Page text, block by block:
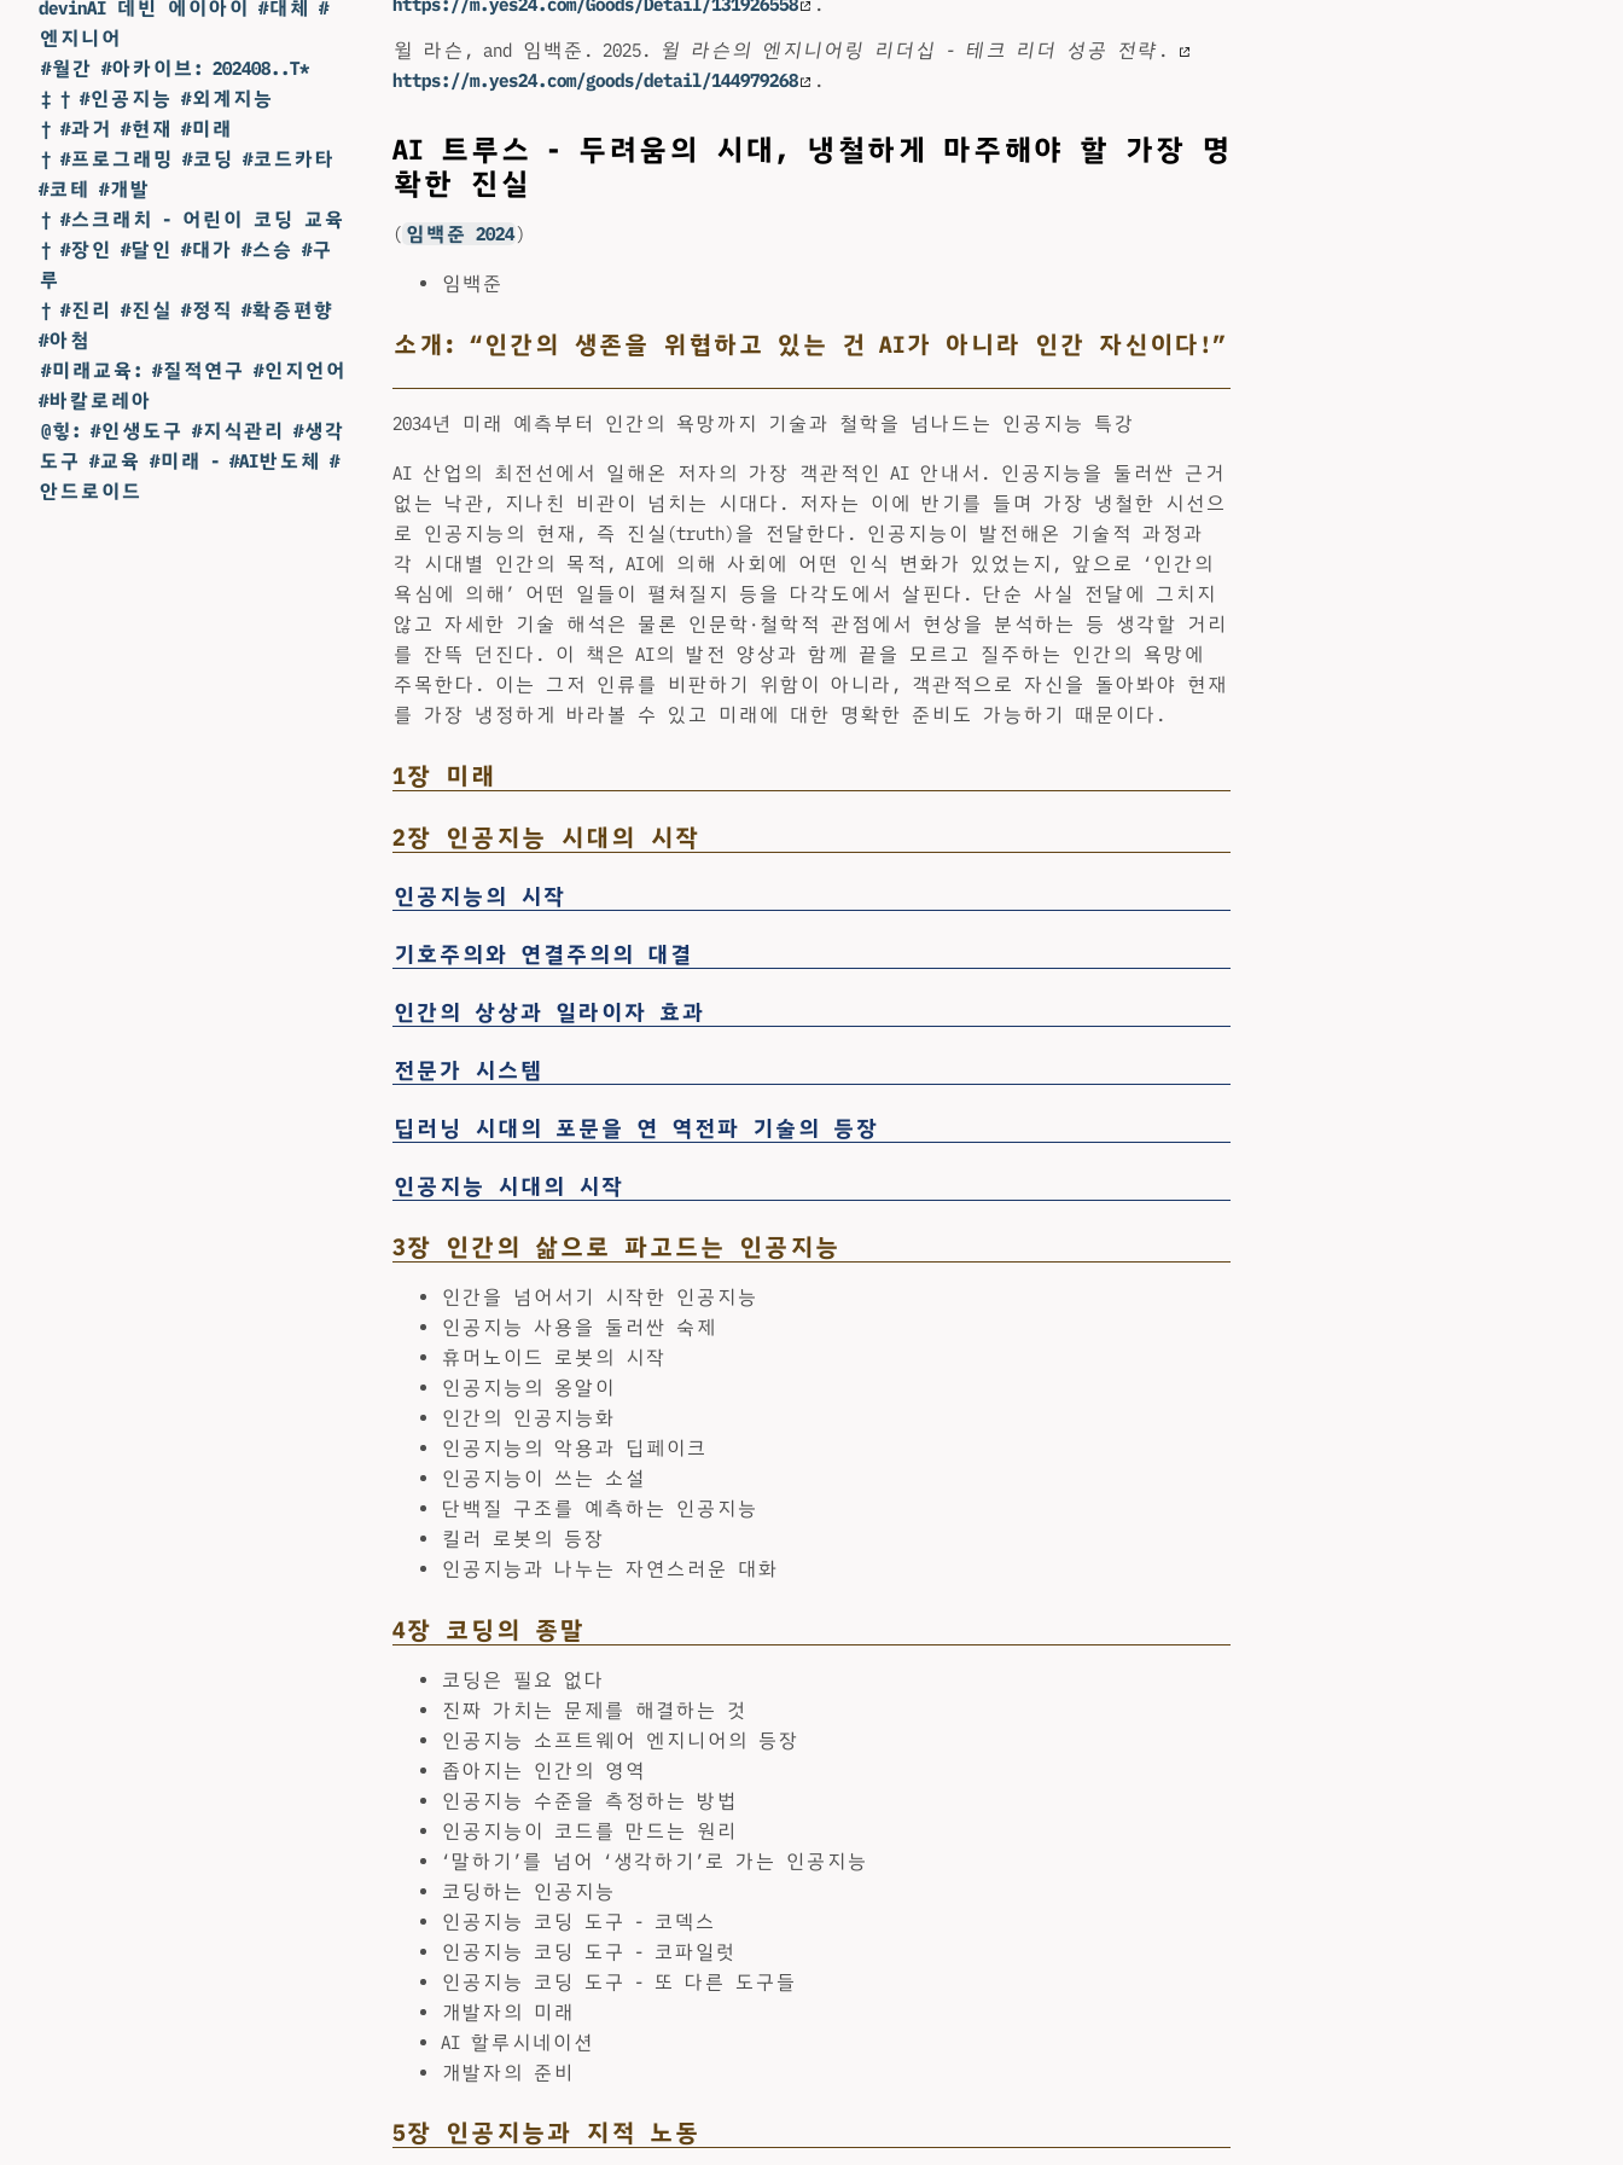
devinAI 데빈 에이아이 #대체 #
엔지니어
#월간 #아카이브: 202408..T*
‡ † #인공지능 #외계지능
† #과거 #현재 #미래
† #프로그래밍 #코딩 #코드카타
#코테 #개발
† #스크래치 - 어린이 코딩 교육
† #장인 #달인 #대가 #스승 #구
루
† #진리 #진실 #정직 #확증편향
#아첨
#미래교육: #질적연구 #인지언어
#바칼로레아
@힣: #인생도구 #지식관리 #생각
도구 #교육 #미래 - #AI반도체 #
안드로이드
윌 라슨, and 임백준. 2025.
윌 라슨의 엔지니어링 리더십 - 테크 리더 성공 전략 .
https://m.yes24.com/goods/detail/144979268
.
AI 트루스 - 두려움의 시대, 냉철하게 마주해야 할 가장 명
확한 진실
( 임백준 2024)
임백준
소개: “인간의 생존을 위협하고 있는 건 AI가 아니라 인간 자신이다!”
2034년 미래 예측부터 인간의 욕망까지 기술과 철학을 넘나드는 인공지능 특강
AI 산업의 최전선에서 일해온 저자의 가장 객관적인 AI 안내서. 인공지능을 둘러싼 근거
없는 낙관, 지나친 비관이 넘치는 시대다. 저자는 이에 반기를 들며 가장 냉철한 시선으
로 인공지능의 현재, 즉 진실(truth)을 전달한다. 인공지능이 발전해온 기술적 과정과
각 시대별 인간의 목적, AI에 의해 사회에 어떤 인식 변화가 있었는지, 앞으로 ‘인간의
욕심에 의해’ 어떤 일들이 펼쳐질지 등을 다각도에서 살핀다. 단순 사실 전달에 그치지
않고 자세한 기술 해석은 물론 인문학·철학적 관점에서 현상을 분석하는 등 생각할 거리
를 잔뜩 던진다. 이 책은 AI의 발전 양상과 함께 끝을 모르고 질주하는 인간의 욕망에
주목한다. 이는 그저 인류를 비판하기 위함이 아니라, 객관적으로 자신을 돌아봐야 현재
를 가장 냉정하게 바라볼 수 있고 미래에 대한 명확한 준비도 가능하기 때문이다.
1장 미래
2장 인공지능 시대의 시작
인공지능의 시작
기호주의와 연결주의의 대결
인간의 상상과 일라이자 효과
전문가 시스템
딥러닝 시대의 포문을 연 역전파 기술의 등장
인공지능 시대의 시작
3장 인간의 삶으로 파고드는 인공지능
인간을 넘어서기 시작한 인공지능
인공지능 사용을 둘러싼 숙제
휴머노이드 로봇의 시작
인공지능의 옹알이
인간의 인공지능화
인공지능의 악용과 딥페이크
인공지능이 쓰는 소설
단백질 구조를 예측하는 인공지능
킬러 로봇의 등장
인공지능과 나누는 자연스러운 대화
4장 코딩의 종말
코딩은 필요 없다
진짜 가치는 문제를 해결하는 것
인공지능 소프트웨어 엔지니어의 등장
좁아지는 인간의 영역
인공지능 수준을 측정하는 방법
인공지능이 코드를 만드는 원리
‘말하기’를 넘어 ‘생각하기’로 가는 인공지능
코딩하는 인공지능
인공지능 코딩 도구 - 코덱스
인공지능 코딩 도구 - 코파일럿
인공지능 코딩 도구 - 또 다른 도구들
개발자의 미래
AI 할루시네이션
개발자의 준비
5장 인공지능과 지적 노동